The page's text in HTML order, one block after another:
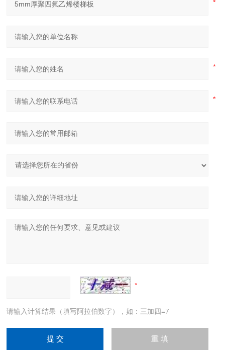
请输入计算结果（填写阿拉伯数字），如：三加四=7